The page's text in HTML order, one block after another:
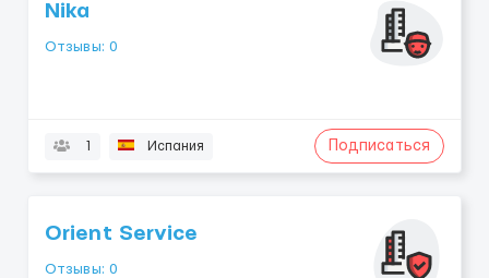
Nika
Отзывы: 0
1 Испания Подписаться
Orient Service
Отзывы: 0